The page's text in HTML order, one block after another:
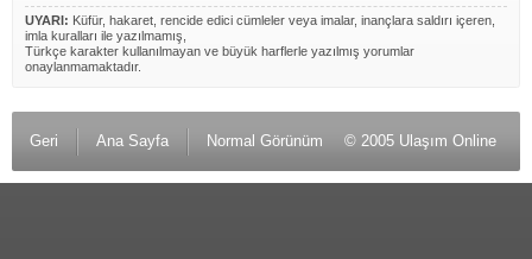
UYARI: Küfür, hakaret, rencide edici cümleler veya imalar, inançlara saldırı içeren,
imla kuralları ile yazılmamış,
Türkçe karakter kullanılmayan ve büyük harflerle yazılmış yorumlar
onaylanmamaktadır.
Geri Ana Sayfa Normal Görünüm © 2005 Ulaşım Online